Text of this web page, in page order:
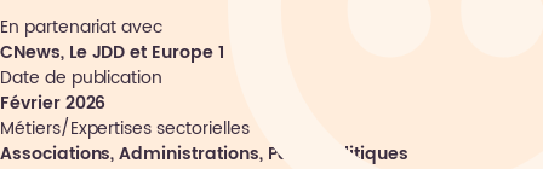
En partenariat avec
CNews, Le JDD et Europe 1
Date de publication
Février 2026
Métiers/Expertises sectorielles
Associations, Administrations, Partis Politiques